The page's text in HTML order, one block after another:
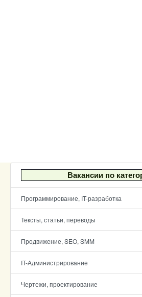
Вакансии по
Программирование, IT-разработка
Тексты, статьи, переводы
Продвижение, SEO, SMM
IT-Администрирование
Чертежи, проектирование